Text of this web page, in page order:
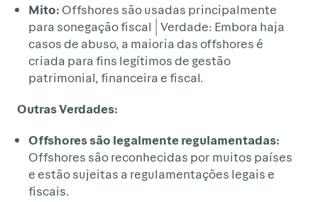
Mito: Offshores são usadas principalmente
para sonegação fiscal | Verdade: Embora haja
casos de abuso, a maioria das offshores é
criada para fins legítimos de gestão
patrimonial, financeira e fiscal.
Outras Verdades:
Offshores são legalmente regulamentadas:
Offshores são reconhecidas por muitos países
e estão sujeitas a regulamentações legais e
fiscais.